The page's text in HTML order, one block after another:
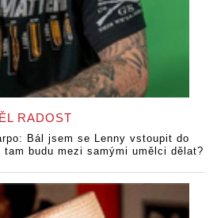
RADOST
Bál jsem se Lenny vstoupit do
budu mezi samými umělci dělat?